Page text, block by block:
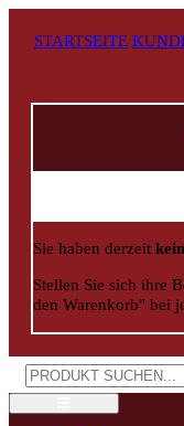
STARTSEITE
Sie haben derzeit
Stellen Sie sich ihre
den Warenkorb" bei